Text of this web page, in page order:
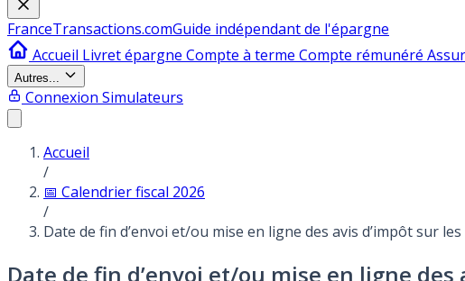
FranceTransactions.comGuide indépendant de l'épargne
Accueil Livret épargne Compte à terme Compte rémunéré
Autres...
Connexion Simulateurs
Accueil
/
📅 Calendrier fiscal 2026
/
Date de fin d’envoi et/ou mise en ligne des avis d’impôt sur
Date de fin d’envoi et/ou mise en ligne